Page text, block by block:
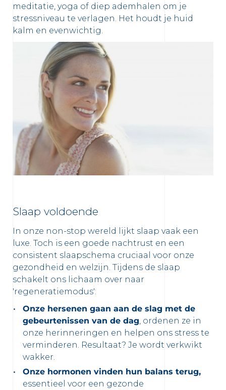
meditatie, yoga of diep ademhalen om je
stressniveau te verlagen. Het houdt je huid
kalm en evenwichtig.
Slaap voldoende
In onze non-stop wereld lijkt slaap vaak een
luxe. Toch is een goede nachtrust en een
consistent slaapschema cruciaal voor onze
gezondheid en welzijn. Tijdens de slaap
schakelt ons lichaam over naar
'regeneratiemodus':
Onze hersenen gaan aan de slag met de
gebeurtenissen van de dag, ordenen ze in
onze herinneringen en helpen ons stress te
verminderen. Resultaat? Je wordt verkwikt
wakker.
Onze hormonen vinden hun balans terug,
essentieel voor een gezonde